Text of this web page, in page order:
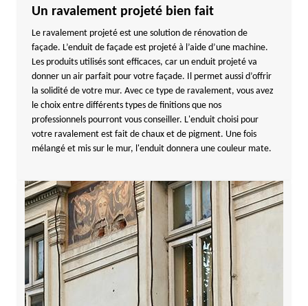
Un ravalement projeté bien fait
Le ravalement projeté est une solution de rénovation de
façade. L’enduit de façade est projeté à l’aide d’une machine.
Les produits utilisés sont efficaces, car un enduit projeté va
donner un air parfait pour votre façade. Il permet aussi d’offrir
la solidité de votre mur. Avec ce type de ravalement, vous avez
le choix entre différents types de finitions que nos
professionnels pourront vous conseiller. L'enduit choisi pour
votre ravalement est fait de chaux et de pigment. Une fois
mélangé et mis sur le mur, l'enduit donnera une couleur mate.